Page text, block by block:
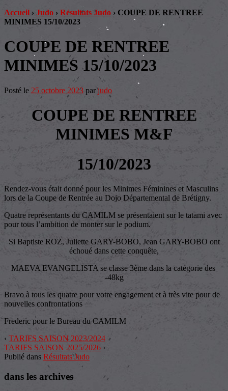
Accueil › Judo › Résultats Judo › COUPE DE RENTREE
MINIMES 15/10/2023
COUPE DE RENTREE
MINIMES 15/10/2023
Posté le 25 octobre 2023 parjudo
COUPE DE RENTREE
MINIMES M&F
15/10/2023
Rendez-vous était donné pour les Minimes Féminines et Masculins
lors de la Coupe de Rentrée au Dojo Départemental de Brétigny.
Quatre représentants du CAMILM se présentaient sur le tatami avec
pour tous l’ambition de monter sur le podium.
Si Baptiste ROZ, Juliette GARY-BOBO, Jean GARY-BOBO ont
échoué dans cette conquête,
MAEVA EVANGELISTA se classe 3ème dans la catégorie des
-48kg
Bravo à tous les quatre pour votre engagement et à très vite pour de
nouvelles confrontations
Frederic pour le Bureau du CAMILM
‹ TARIFS SAISON 2023/2024
TARIFS SAISON 2025/2026 ›
Publié dans Résultats Judo
dans les archives